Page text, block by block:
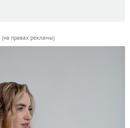
(на правах рекламы)